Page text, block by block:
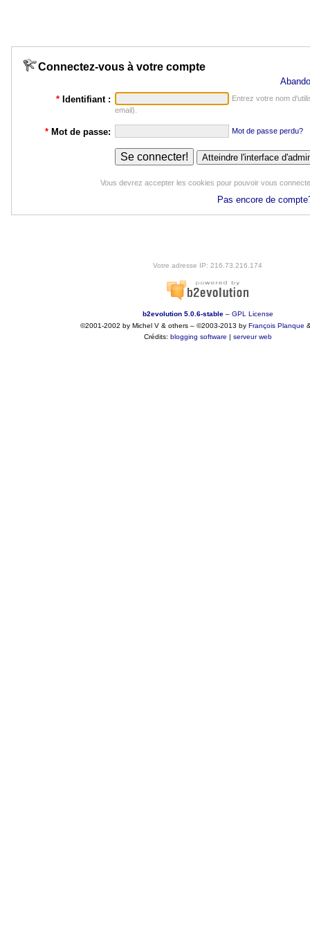
Connectez-vous à votre compte
* Identifiant :
Entrez votre nom
email).
* Mot de passe: Mot de passe perdu?
Vous devrez accepter les cookies pour pouvoir vous
Pas encore de
Votre adresse IP: 216.73.216.174
b2evolution 5.0.6-stable– GPL License
©2001-2002 by Michel V & others– ©2003-2013 by François Planque
Crédits: blogging software | serveur web